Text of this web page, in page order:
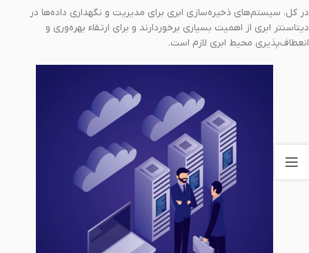
در کل، سیستم‌های ذخیره‌سازی ابری برای مدیریت و نگهداری داده‌ها در
دیتاسنتر ابری از اهمیت بسیاری برخوردارند و برای ارتقاء بهره‌وری و
انعطاف‌پذیری محیط ابری لازم است.